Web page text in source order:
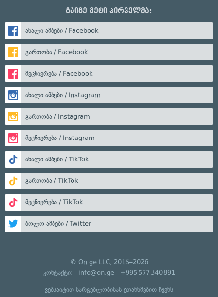
გაიგე მეტი პირველმა:
ახალი ამბები / Facebook
გართობა / Facebook
მეცნიერება / Facebook
ახალი ამბები / Instagram
გართობა / Instagram
მეცნიერება / Instagram
ახალი ამბები / TikTok
გართობა / TikTok
მეცნიერება / TikTok
ბოლო ამბები / Twitter
© On.ge LLC, 2015–2026
კონტაქტი: info@on.ge +995 577 340 891
ვებსაიტით სარგებლობისას ეთანხმებით ჩვენს